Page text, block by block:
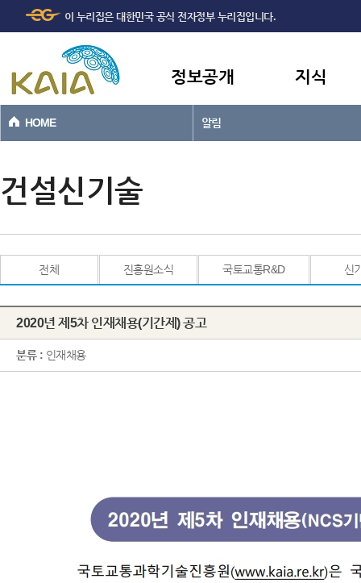
본문바로가기
이 누리집은 대한민국 공식 전자정부 누리집입니다.
정보공개 지식
HOME 알림
건설신기술
전체 진흥원소식 국토교통R&D 신
2020년 제5차 인재채용(기간제) 공고
분류 : 인재채용